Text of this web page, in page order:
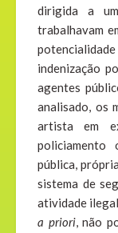
dirigida a
trabalhavam
indenização
agentes
analisado, os
artista em
policiamento
pública,
sistema de
atividade
a priori, não